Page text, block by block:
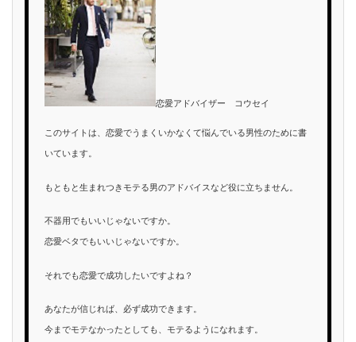
恋愛アドバイザー コウセイ
このサイトは、恋愛でうまくいかなくて悩んでいる男性のために書
いています。
もともと生まれつきモテる男のアドバイスなど役に立ちません。
不器用でもいいじゃないですか。
恋愛ベタでもいいじゃないですか。
それでも恋愛で成功したいですよね？
あなたが信じれば、必ず成功できます。
今までモテなかったとしても、モテるようになれます。